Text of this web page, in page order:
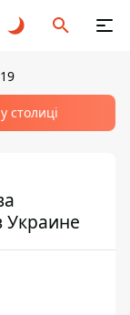
столиці
Украине